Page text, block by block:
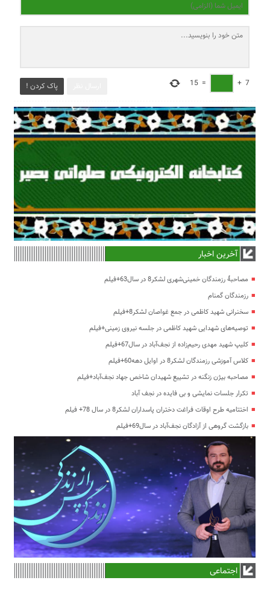
پاک کردن ! 7
+
=
15
آخرین اخبار
مصاحبۀ رزمندگان خمینی‌شهری لشکر8 در سال63+فیلم
رزمندگان گمنام
سخنرانی شهید کاظمی در جمع غواصان لشکر8+فیلم
توصیه‌های شهدایی شهید کاظمی در جلسه نیروی زمینی+فیلم
کلیپ شهید مهدی رحیم‌زاده از نجف‌آباد در سال67+فیلم
کلاس آموزشی رزمندگان لشکر8 در اوایل دهه60+فیلم
مصاحبه بیژن زنگنه در تشییع شهیدان شاخص جهاد نجف‌آباد+فیلم
تکرار جلسات نمایشی و بی فایده در نجف آباد
اختتامیه طرح اوقات فراغت دختران پاسداران لشکر8 در سال 78+ فیلم
بازگشت گروهی از آزادگان نجف‌آباد در سال69+فیلم
اجتماعی